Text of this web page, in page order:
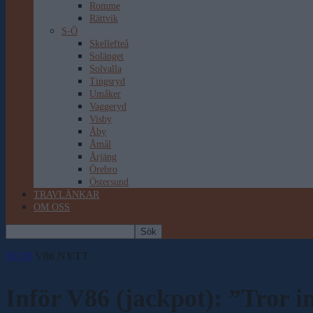
Romme
Rättvik
S-Ö
Skellefteå
Solänget
Solvalla
Tingsryd
Umåker
Vaggeryd
Visby
Åby
Åmål
Årjäng
Örebro
Östersund
TRAVLÄNKAR
OM OSS
HEM V86 NYTT
Inför V86 (jackpot): ”Tror